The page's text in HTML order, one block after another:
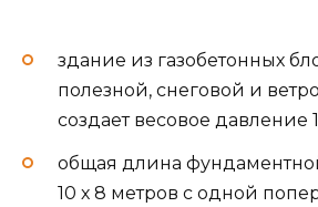
здание из газобетонных
полезной, снеговой и
создает весовое давление
общая длина
10 х 8 метров с одной